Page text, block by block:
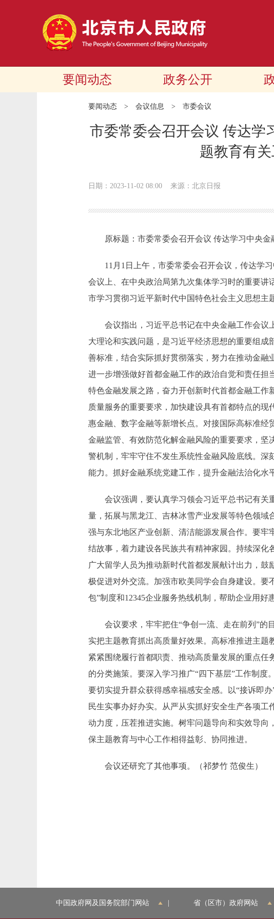
要闻动态 政务公开
要闻动态 > 会议信息 > 市委会议
市委常委会召开会议 传达学
题教育有
日期：2023-11-02 08:00 来源：北京日报
原标题：市委常委会召开会议 传达学习中央金
11月1日上午，市委常委会召开会议，传达学习
会议上、在中央政治局第九次集体学习时的重要讲
市学习贯彻习近平新时代中国特色社会主义思想主
会议指出，习近平总书记在中央金融工作会议
大理论和实践问题，是习近平经济思想的重要组
善标准，结合实际抓好贯彻落实，努力在推动金融
进一步增强做好首都金融工作的政治自觉和责任
特色金融发展之路，奋力开创新时代首都金融工
质量服务的重要要求，加快建设具有首都特点的
惠金融、数字金融等新增长点。对接国际高标准
金融监管、有效防范化解金融风险的重要要求，
警机制，牢牢守住不发生系统性金融风险底线。
能力。抓好金融系统党建工作，提升金融法治化水
会议强调，要认真学习领会习近平总书记有关
量，拓展与黑龙江、吉林冰雪产业发展等特色领
强与东北地区产业创新、清洁能源发展合作。要
结故事，着力建设各民族共有精神家园。持续深
广大留学人员为推动新时代首都发展献计出力，
极促进对外交流。加强市欧美同学会自身建设。
包”制度和12345企业服务热线机制，帮助企业用好
会议要求，牢牢把住“争创一流、走在前列”的
实把主题教育抓出高质量好效果。高标准推进主
紧紧围绕履行首都职责、推动高质量发展的重点
的分类施策。要深入学习推广“四下基层”工作制度
要切实提升群众获得感幸福感安全感。以“接诉即
民生实事办好办实。从严从实抓好安全生产各项
动力度，压茬推进实施。树牢问题导向和实效导向
保主题教育与中心工作相得益彰、协同推进。
会议还研究了其他事项。（祁梦竹 范俊生）
中国政府网及国务院部门网站 省（区市）政府网站